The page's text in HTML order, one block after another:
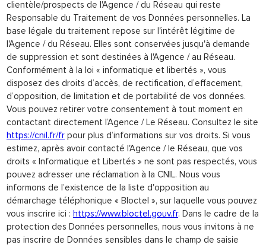
clientèle/prospects de l'Agence / du Réseau qui reste
Responsable du Traitement de vos Données personnelles. La
base légale du traitement repose sur l'intérêt légitime de
l'Agence / du Réseau. Elles sont conservées jusqu'à demande
de suppression et sont destinées à l'Agence / au Réseau.
Conformément à la loi « informatique et libertés », vous
disposez des droits d’accès, de rectification, d’effacement,
d’opposition, de limitation et de portabilité de vos données.
Vous pouvez retirer votre consentement à tout moment en
contactant directement l’Agence / Le Réseau. Consultez le site
https://cnil.fr/fr pour plus d’informations sur vos droits. Si vous
estimez, après avoir contacté l'Agence / le Réseau, que vos
droits « Informatique et Libertés » ne sont pas respectés, vous
pouvez adresser une réclamation à la CNIL. Nous vous
informons de l’existence de la liste d'opposition au
démarchage téléphonique « Bloctel », sur laquelle vous pouvez
vous inscrire ici : https://www.bloctel.gouv.fr. Dans le cadre de la
protection des Données personnelles, nous vous invitons à ne
pas inscrire de Données sensibles dans le champ de saisie